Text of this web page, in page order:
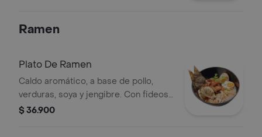
Camaron
Ramen
Plato De Ramen
Caldo aromático, a base de pollo,
verduras, soya y jengibre. Con fideos
japoneses, pollo, huevo, dos gyozas,
$ 36.900